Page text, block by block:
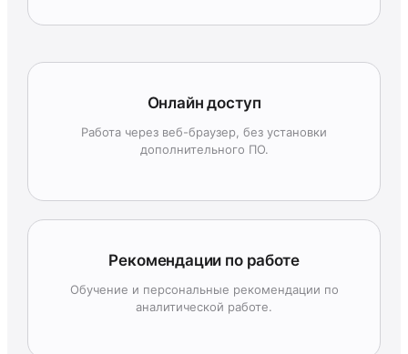
Онлайн доступ
Работа через веб-браузер, без установки
дополнительного ПО.
Рекомендации по работе
Обучение и персональные рекомендации по
аналитической работе.